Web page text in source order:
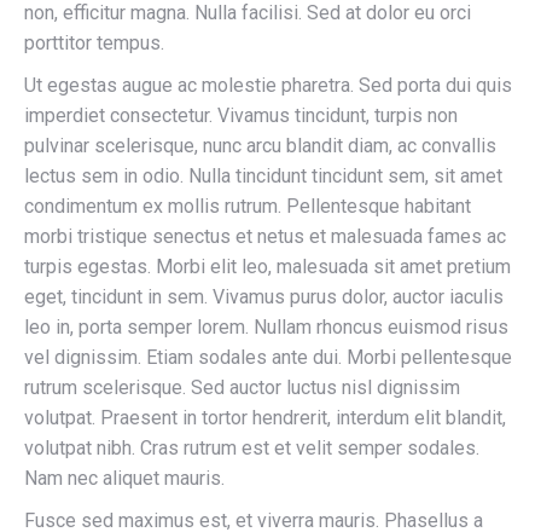
non, efficitur magna. Nulla facilisi. Sed at dolor eu orci
porttitor tempus.
Ut egestas augue ac molestie pharetra. Sed porta dui quis
imperdiet consectetur. Vivamus tincidunt, turpis non
pulvinar scelerisque, nunc arcu blandit diam, ac convallis
lectus sem in odio. Nulla tincidunt tincidunt sem, sit amet
condimentum ex mollis rutrum. Pellentesque habitant
morbi tristique senectus et netus et malesuada fames ac
turpis egestas. Morbi elit leo, malesuada sit amet pretium
eget, tincidunt in sem. Vivamus purus dolor, auctor iaculis
leo in, porta semper lorem. Nullam rhoncus euismod risus
vel dignissim. Etiam sodales ante dui. Morbi pellentesque
rutrum scelerisque. Sed auctor luctus nisl dignissim
volutpat. Praesent in tortor hendrerit, interdum elit blandit,
volutpat nibh. Cras rutrum est et velit semper sodales.
Nam nec aliquet mauris.
Fusce sed maximus est, et viverra mauris. Phasellus a